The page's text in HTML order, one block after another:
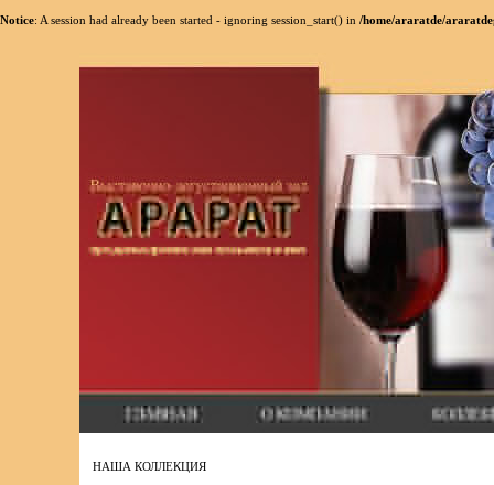
Notice: A session had already been started - ignoring session_start() in /home/araratde/
НАША КОЛЛЕКЦИЯ